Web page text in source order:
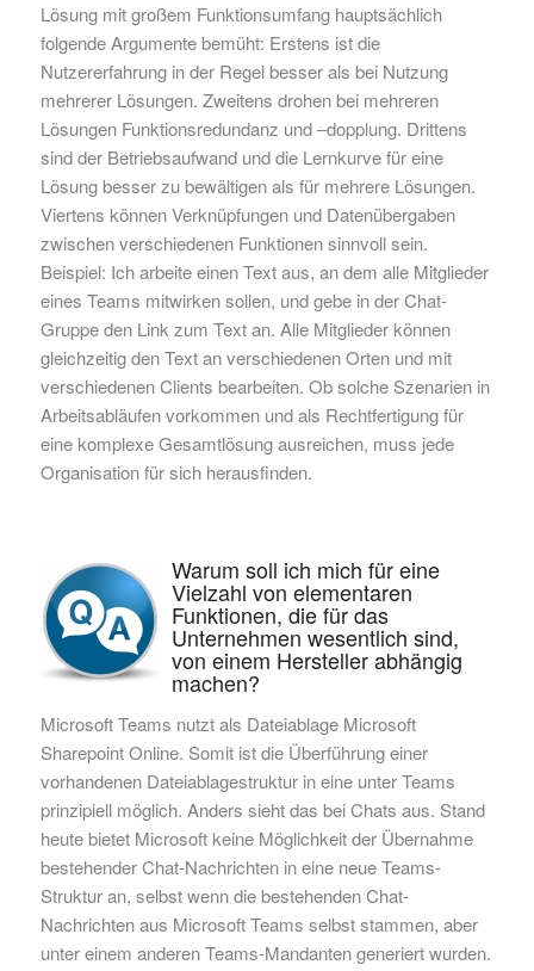
Lösung mit großem Funktionsumfang hauptsächlich
folgende Argumente bemüht: Erstens ist die
Nutzererfahrung in der Regel besser als bei Nutzung
mehrerer Lösungen. Zweitens drohen bei mehreren
Lösungen Funktionsredundanz und –dopplung. Drittens
sind der Betriebsaufwand und die Lernkurve für eine
Lösung besser zu bewältigen als für mehrere Lösungen.
Viertens können Verknüpfungen und Datenübergaben
zwischen verschiedenen Funktionen sinnvoll sein.
Beispiel: Ich arbeite einen Text aus, an dem alle Mitglieder
eines Teams mitwirken sollen, und gebe in der Chat-
Gruppe den Link zum Text an. Alle Mitglieder können
gleichzeitig den Text an verschiedenen Orten und mit
verschiedenen Clients bearbeiten. Ob solche Szenarien in
Arbeitsabläufen vorkommen und als Rechtfertigung für
eine komplexe Gesamtlösung ausreichen, muss jede
Organisation für sich herausfinden.
Warum soll ich mich für eine
Vielzahl von elementaren
Funktionen, die für das
Unternehmen wesentlich sind,
von einem Hersteller abhängig
machen?
Microsoft Teams nutzt als Dateiablage Microsoft
Sharepoint Online. Somit ist die Überführung einer
vorhandenen Dateiablagestruktur in eine unter Teams
prinzipiell möglich. Anders sieht das bei Chats aus. Stand
heute bietet Microsoft keine Möglichkeit der Übernahme
bestehender Chat-Nachrichten in eine neue Teams-
Struktur an, selbst wenn die bestehenden Chat-
Nachrichten aus Microsoft Teams selbst stammen, aber
unter einem anderen Teams-Mandanten generiert wurden.